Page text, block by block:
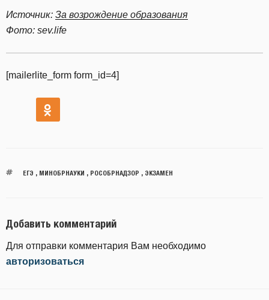
Источник: За возрождение образования
Фото: sev.life
[mailerlite_form form_id=4]
ЕГЭ , МИНОБРНАУКИ , РОСОБРНАДЗОР , ЭКЗАМЕН
Добавить комментарий
Для отправки комментария Вам необходимо
авторизоваться